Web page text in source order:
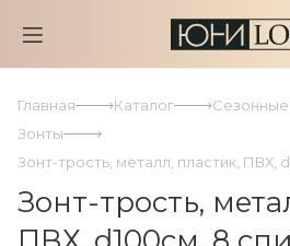
Главная Каталог
Зонты
Зонт-трость, металл, пластик, ПВХ,
Зонт-трость,